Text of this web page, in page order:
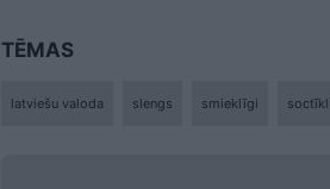
TĒMAS
latviešu valoda slengs smieklīgi soctīkli